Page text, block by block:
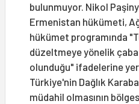
bulunmuyor. Nikol
Ermenistan hükümeti,
hükümet programında
düzeltmeye yönelik
olunduğu" ifadelerine
Türkiye'nin Dağlık
müdahil olmasının